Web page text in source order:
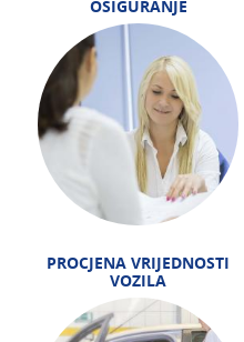
OSIGURANJE
PROCJENA VRIJEDNOSTI
VOZILA